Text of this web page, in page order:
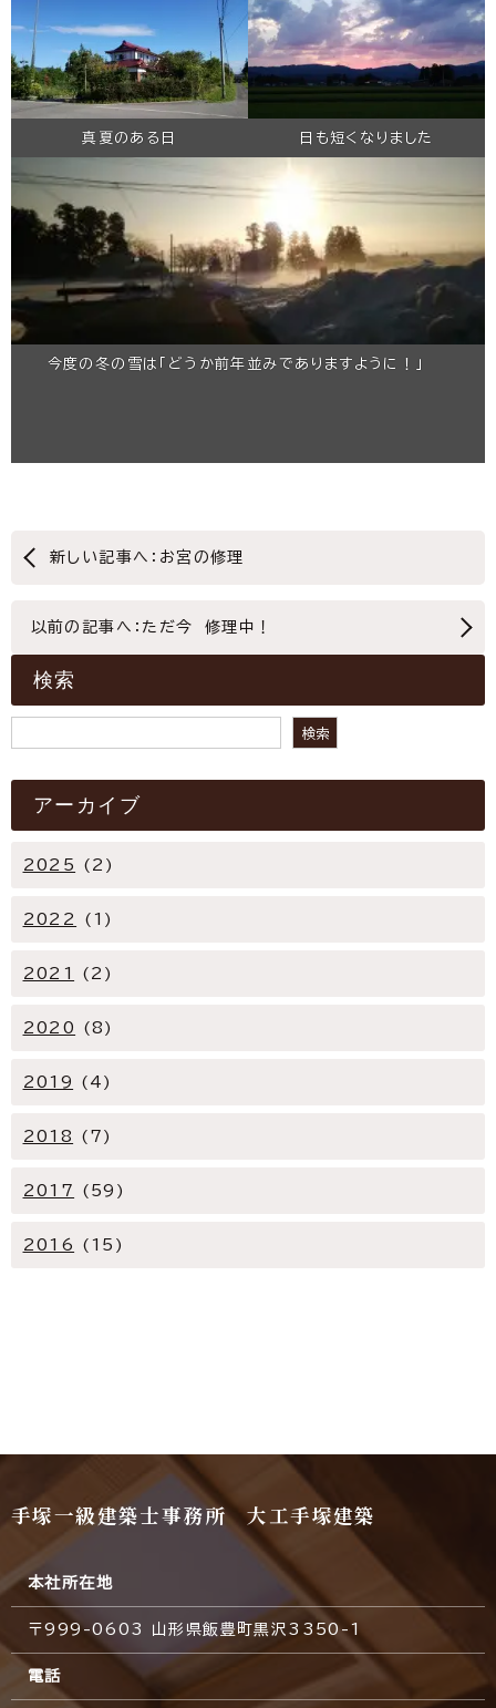
真夏のある日 日も短くなりました
今度の冬の雪は「どうか前年並みでありますように！」
新しい記事へ：お宮の修理
以前の記事へ：ただ今 修理中！
検索
検索
アーカイブ
2025 (2)
2022 (1)
2021 (2)
2020 (8)
2019 (4)
2018 (7)
2017 (59)
2016 (15)
手塚一級建築士事務所 大工手塚建築
本社所在地
〒999-0603 山形県飯豊町黒沢3350-1
電話